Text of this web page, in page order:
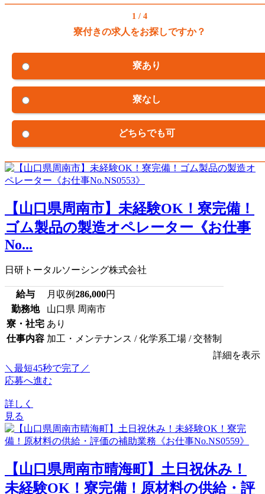
1 / 4
寮付きの求人をお探しですか？
寮あり
寮なし
どちらでも可
【山口県周南市】未経験OK！寮完備！
ゴム製品の製造オペレーター《お仕事
No...
日研トータルソーシング株式会社
給与 月収例286,000円
勤務地
山口県 周南市
寮・社宅 あり
仕事内容 加工・メンテナンス / 化学系工場 / 交替制
詳細を表示
＼最短45秒で完了／
応募へ進む
詳しく
見る
【山口県周南市晴海町】土日祝休み！
未経験OK！寮完備！原材料の供給・評